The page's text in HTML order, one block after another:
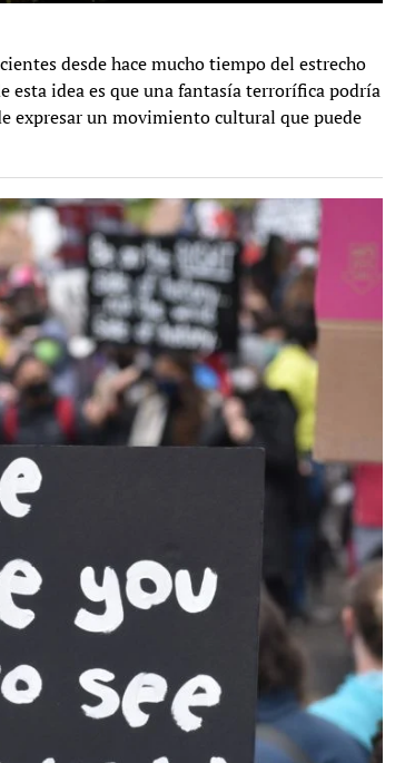
desde hace mucho tiempo del estrecho
esta idea es que una fantasía terrorífica podría
expresar un movimiento cultural que puede